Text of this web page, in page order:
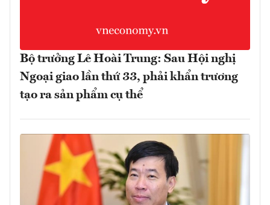
Bộ trưởng Lê Hoài Trung: Sau Hội nghị
Ngoại giao lần thứ 33, phải khẩn trương
tạo ra sản phẩm cụ thể